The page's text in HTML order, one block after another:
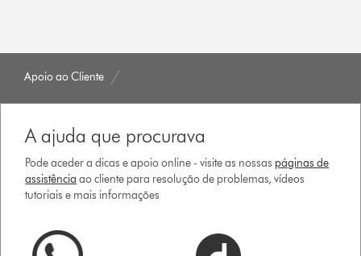
Apoio ao Cliente
A ajuda que procurava
Pode aceder a dicas e apoio online - visite as nossas páginas de
assistência ao cliente para resolução de problemas, vídeos
tutoriais e mais informações